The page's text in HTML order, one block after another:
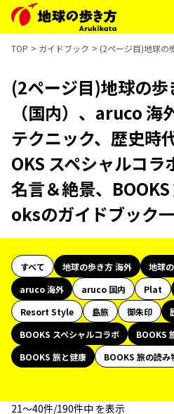
TOP ガイドブック (2ページ目)地球の
(2ページ目)地球の
（国内）、aruco
テクニック、歴史時
OKS スペシャルコラ
名言＆絶景、
oksのガイドブック
すべて 地球の歩き方 海外
地球
aruco 海外
aruco 国内 Plat
Resort Style
島旅 御朱印
BOOKS スペシャルコラボ
BOOKS
BOOKS 旅と健康
BOOKS 旅の読み
21〜40件/190件中 を表示